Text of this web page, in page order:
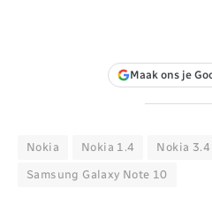
Maak ons je
Nokia Nokia 1.4 Nokia 3.4
Samsung Galaxy Note 10